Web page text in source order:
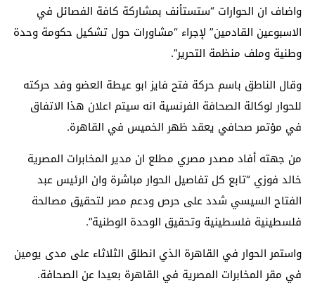
واضاف ان الحوارات “ستستأنف بمشاركة كافة الفصائل في
الاسبوعين القادمين” لإجراء “مشاورات حول تشكيل حكومة وحدة
وطنية وملف منظمة التحرير”.
وقال الناطق باسم حركة فتح فايز ابو عيطة العضو وفد حركته
للحوار لوكالة الصحافة الفرنسية انه سيتم اعلان هذا الاتفاق
في مؤتمر صحافي يعقد ظهر الخميس في القاهرة.
من جهته أفاد مصدر مصري مطلع ان مدير المخابرات المصرية
خالد فوزي “تابع كل تفاصيل الحوار مباشرة وان الرئيس عبد
الفتاح السيسي شدد على حرص ودعم مصر لتحقيق مصالحة
فلسطينية فلسطينية وتحقيق الوحدة الوطنية”.
واستمر الحوار في القاهرة الذي انطلق الثلاثاء على مدى يومين
في مقر المخابرات المصرية في القاهرة بعيدا عن الصحافة.